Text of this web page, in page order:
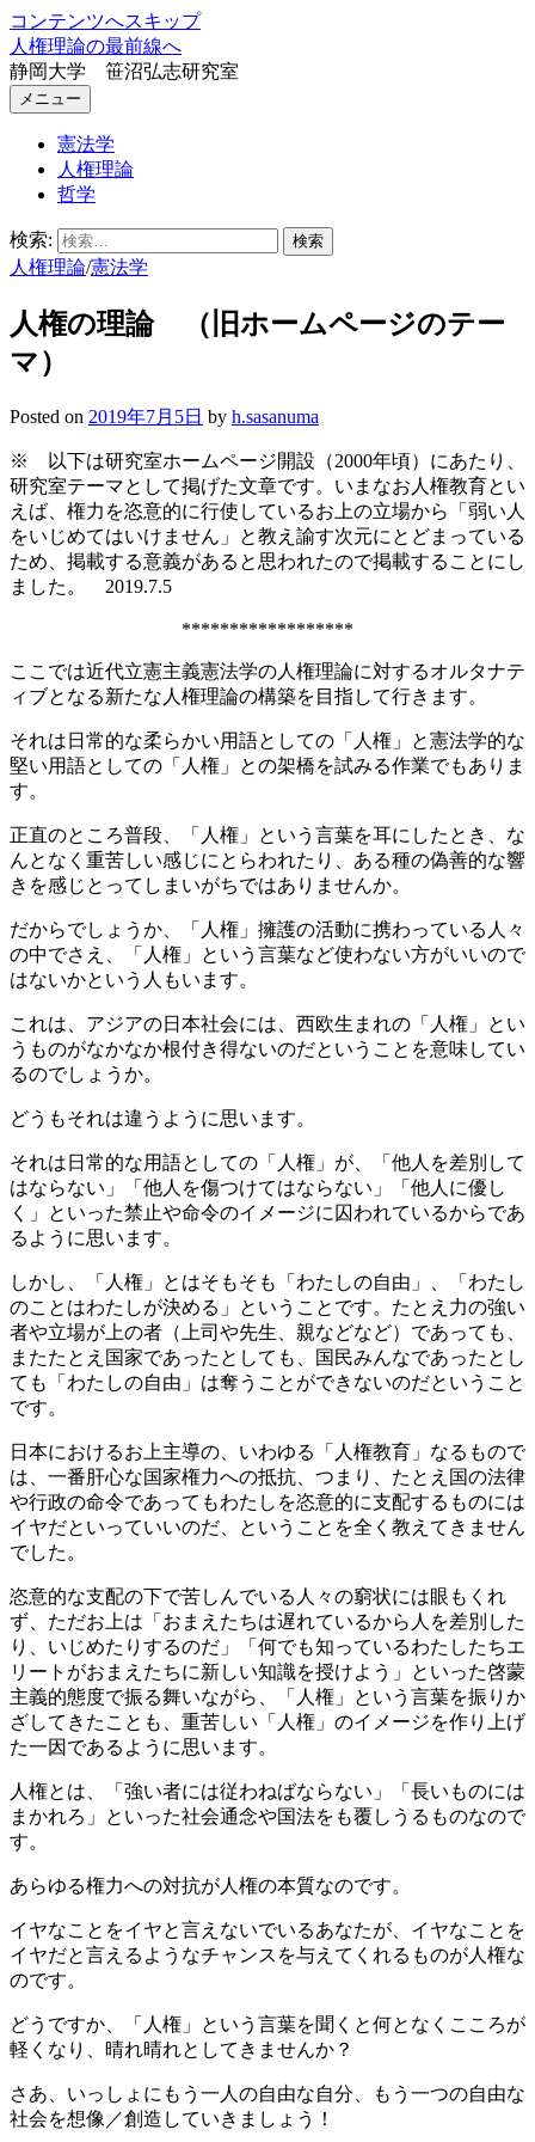
コンテンツへスキップ
人権理論の最前線へ
静岡大学 笹沼弘志研究室
メニュー
憲法学
人権理論
哲学
検索:
人権理論/憲法学
人権の理論 （旧ホームページのテー
マ）
Posted on 2019年7月5日 by h.sasanuma
※ 以下は研究室ホームページ開設（2000年頃）にあたり、
研究室テーマとして掲げた文章です。いまなお人権教育とい
えば、権力を恣意的に行使しているお上の立場から「弱い人
をいじめてはいけません」と教え諭す次元にとどまっている
ため、掲載する意義があると思われたので掲載することにし
ました。 2019.7.5
******************
ここでは近代立憲主義憲法学の人権理論に対するオルタナテ
ィブとなる新たな人権理論の構築を目指して行きます。
それは日常的な柔らかい用語としての「人権」と憲法学的な
堅い用語としての「人権」との架橋を試みる作業でもありま
す。
正直のところ普段、「人権」という言葉を耳にしたとき、な
んとなく重苦しい感じにとらわれたり、ある種の偽善的な響
きを感じとってしまいがちではありませんか。
だからでしょうか、「人権」擁護の活動に携わっている人々
の中でさえ、「人権」という言葉など使わない方がいいので
はないかという人もいます。
これは、アジアの日本社会には、西欧生まれの「人権」とい
うものがなかなか根付き得ないのだということを意味してい
るのでしょうか。
どうもそれは違うように思います。
それは日常的な用語としての「人権」が、「他人を差別して
はならない」「他人を傷つけてはならない」「他人に優し
く」といった禁止や命令のイメージに囚われているからであ
るように思います。
しかし、「人権」とはそもそも「わたしの自由」、「わたし
のことはわたしが決める」ということです。たとえ力の強い
者や立場が上の者（上司や先生、親などなど）であっても、
またたとえ国家であったとしても、国民みんなであったとし
ても「わたしの自由」は奪うことができないのだということ
です。
日本におけるお上主導の、いわゆる「人権教育」なるもので
は、一番肝心な国家権力への抵抗、つまり、たとえ国の法律
や行政の命令であってもわたしを恣意的に支配するものには
イヤだといっていいのだ、ということを全く教えてきません
でした。
恣意的な支配の下で苦しんでいる人々の窮状には眼もくれ
ず、ただお上は「おまえたちは遅れているから人を差別した
り、いじめたりするのだ」「何でも知っているわたしたちエ
リートがおまえたちに新しい知識を授けよう」といった啓蒙
主義的態度で振る舞いながら、「人権」という言葉を振りか
ざしてきたことも、重苦しい「人権」のイメージを作り上げ
た一因であるように思います。
人権とは、「強い者には従わねばならない」「長いものには
まかれろ」といった社会通念や国法をも覆しうるものなので
す。
あらゆる権力への対抗が人権の本質なのです。
イヤなことをイヤと言えないでいるあなたが、イヤなことを
イヤだと言えるようなチャンスを与えてくれるものが人権な
のです。
どうですか、「人権」という言葉を聞くと何となくこころが
軽くなり、晴れ晴れとしてきませんか？
さあ、いっしょにもう一人の自由な自分、もう一つの自由な
社会を想像／創造していきましょう！